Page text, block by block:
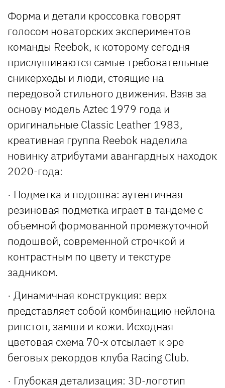
Форма и детали кроссовка говорят
голосом новаторских экспериментов
команды Reebok, к которому сегодня
прислушиваются самые требовательные
сникерхеды и люди, стоящие на
передовой стильного движения. Взяв за
основу модель Aztec 1979 года и
оригинальные Classic Leather 1983,
креативная группа Reebok наделила
новинку атрибутами авангардных находок
2020-года:
· Подметка и подошва: аутентичная
резиновая подметка играет в тандеме с
объемной формованной промежуточной
подошвой, современной строчкой и
контрастным по цвету и текстуре
задником.
· Динамичная конструкция: верх
представляет собой комбинацию нейлона
рипстоп, замши и кожи. Исходная
цветовая схема 70-х отсылает к эре
беговых рекордов клуба Racing Club.
· Глубокая детализация: 3D-логотип